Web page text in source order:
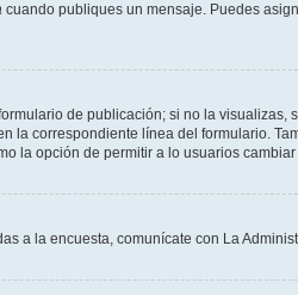
cuando publiques un mensaje. Puedes
de publicación; si no la
la correspondiente línea del formulario.
la opción de permitir a lo usuarios cambiar
a la encuesta, comunícate con La